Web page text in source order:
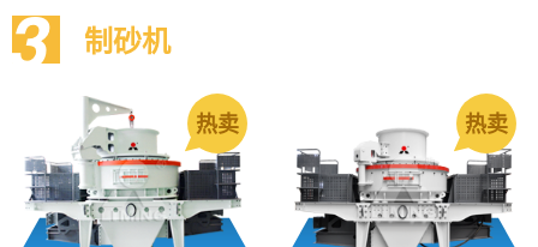
3 制砂机
热卖 热卖